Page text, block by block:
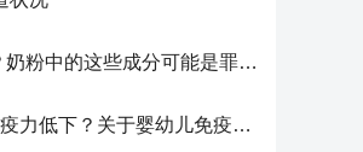
宝宝胃肠道不适？奶粉中的这些成分可能是罪魁祸首！
宝宝总生病就是免疫力低下？关于婴幼儿免疫力的真相，家长必须了解！